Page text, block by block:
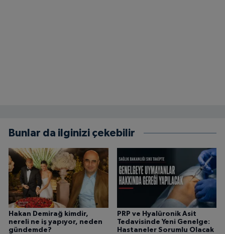
Bunlar da ilginizi çekebilir
Hakan Demirağ kimdir,
nereli ne iş yapıyor, neden
gündemde?
PRP ve Hyalüronik Asit
Tedavisinde Yeni Genelge:
Hastaneler Sorumlu Olacak